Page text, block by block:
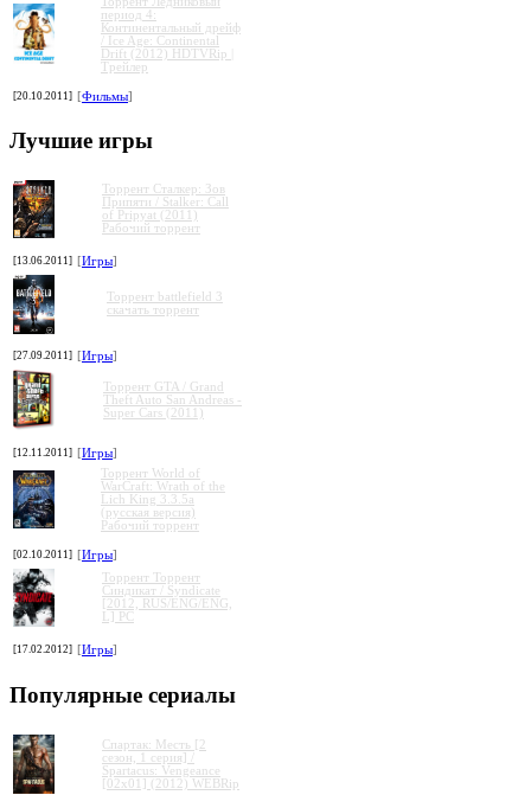
период 4:
Континентальный дрейф
/ Ice Age: Continental
Drift (2012) HDTVRip |
Трейлер
[20.10.2011] [Фильмы]
Лучшие игры
Торрент Сталкер: Зов
Припяти / Stalker: Call
of Pripyat (2011)
Рабочий торрент
[13.06.2011] [Игры]
Торрент battlefield 3
скачать торрент
[27.09.2011] [Игры]
Торрент GTA / Grand
Theft Auto San Andreas -
Super Cars (2011)
[12.11.2011] [Игры]
Торрент World of
WarCraft: Wrath of the
Lich King 3.3.5a
(русская версия)
Рабочий торрент
[02.10.2011] [Игры]
Торрент Торрент
Cиндикат / Syndicate
[2012, RUS/ENG/ENG,
L] PC
[17.02.2012] [Игры]
Популярные сериалы
Спартак: Месть [2
сезон, 1 серия] /
Spartacus: Vengeance
[02x01] (2012) WEBRip